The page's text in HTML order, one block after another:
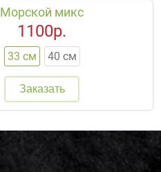
Морской микс
33 см 40 см
1100р.
Заказать